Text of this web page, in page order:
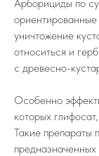
Арборициды по
уничтожение
относиться и
с древесно-
Особенно
которых
Такие препараты
предназначенных